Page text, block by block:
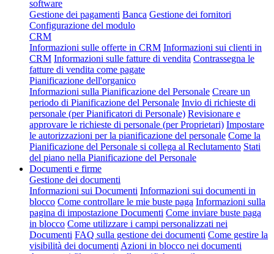
software
Gestione dei pagamenti Banca Gestione dei fornitori
Configurazione del modulo
CRM
Informazioni sulle offerte in CRM Informazioni sui clienti in
CRM Informazioni sulle fatture di vendita Contrassegna le
fatture di vendita come pagate
Pianificazione dell'organico
Informazioni sulla Pianificazione del Personale Creare un
periodo di Pianificazione del Personale Invio di richieste di
personale (per Pianificatori di Personale) Revisionare e
approvare le richieste di personale (per Proprietari) Impostare
le autorizzazioni per la pianificazione del personale Come la
Pianificazione del Personale si collega al Reclutamento Stati
del piano nella Pianificazione del Personale
Documenti e firme
Gestione dei documenti
Informazioni sui Documenti Informazioni sui documenti in
blocco Come controllare le mie buste paga Informazioni sulla
pagina di impostazione Documenti Come inviare buste paga
in blocco Come utilizzare i campi personalizzati nei
Documenti FAQ sulla gestione dei documenti Come gestire la
visibilità dei documenti Azioni in blocco nei documenti